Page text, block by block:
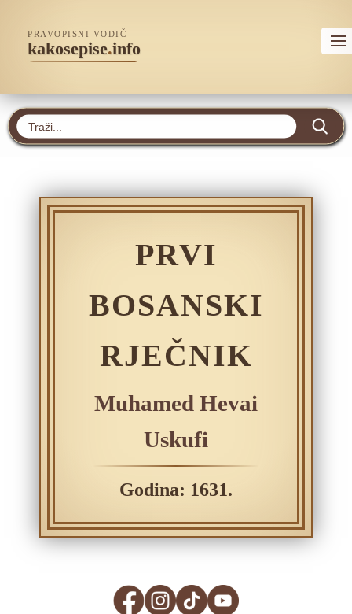
PRAVOPISNI VODIČ
kakosepise.info
PRVI
BOSANSKI
RJEČNIK
Muhamed Hevai
Uskufi
Godina: 1631.